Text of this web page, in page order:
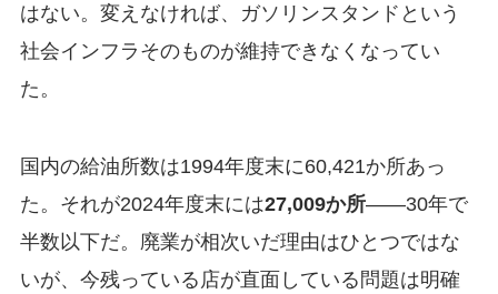
はない。変えなければ、ガソリンスタンドという
社会インフラそのものが維持できなくなってい
た。
国内の給油所数は1994年度末に60,421か所あっ
た。それが2024年度末には27,009か所——30年で
半数以下だ。廃業が相次いだ理由はひとつではな
いが、今残っている店が直面している問題は明確